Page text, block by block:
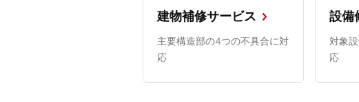
建物補修サービス
主要構造部の4つの不具合に対
応
設備
対象
応